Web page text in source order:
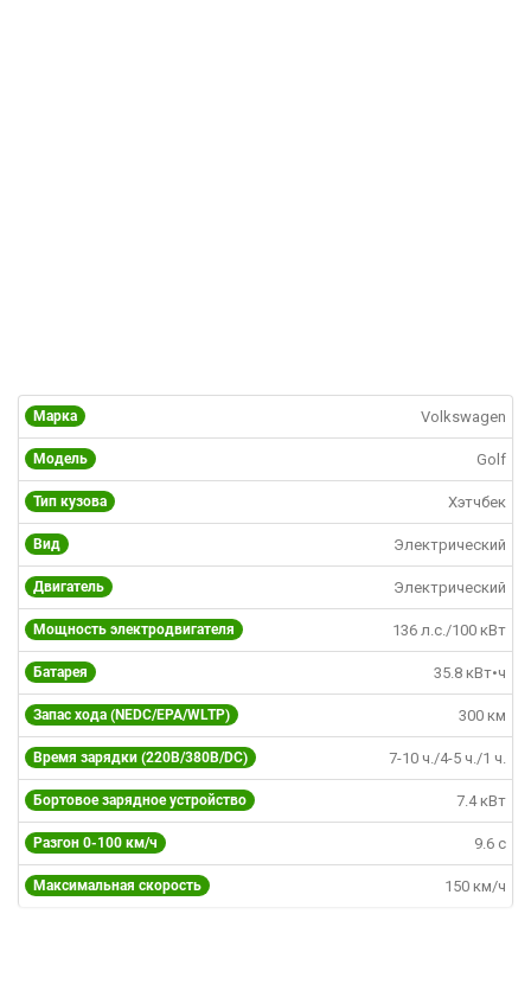
Марка Volkswagen
Модель Golf
Тип кузова Хэтчбек
Вид Электрический
Двигатель Электрический
Мощность электродвигателя 136 л.с./100 кВт
Батарея 35.8 кВт•ч
Запас хода (NEDC/EPA/WLTP) 300 км
Время зарядки (220В/380B/DC) 7-10 ч./4-5 ч./1 ч.
Бортовое зарядное устройство 7.4 кВт
Разгон 0-100 км/ч 9.6 c
Максимальная скорость 150 км/ч